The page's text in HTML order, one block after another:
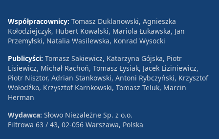
Współpracownicy: Tomasz Duklanowski, Agnieszka
Kołodziejczyk, Hubert Kowalski, Mariola Łukawska, Jan
Przemyłski, Natalia Wasilewska, Konrad Wysocki
Publicyści: Tomasz Sakiewicz, Katarzyna Gójska, Piotr
Lisiewicz, Michał Rachoń, Tomasz Łysiak, Jacek Liziniewicz,
Piotr Nisztor, Adrian Stankowski, Antoni Rybczyński, Krzysztof
Wołodźko, Krzysztof Karnkowski, Tomasz Teluk, Marcin
Herman
Wydawca: Słowo Niezależne Sp. z o.o.
Filtrowa 63 / 43, 02-056 Warszawa, Polska